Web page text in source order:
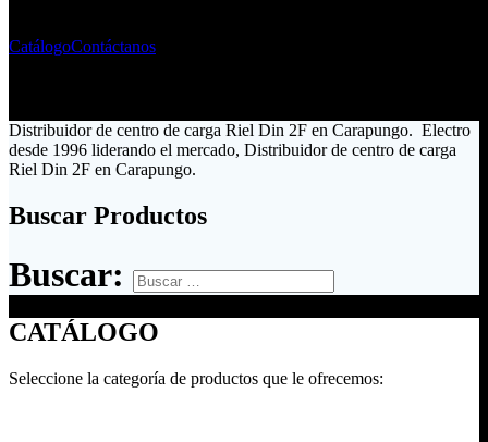
CatálogoContáctanos
Distribuidor de centro de carga Riel Din 2F en Carapungo. Electro
desde 1996 liderando el mercado, Distribuidor de centro de carga
Riel Din 2F en Carapungo.
Buscar Productos
Buscar:
CATÁLOGO
Seleccione la categoría de productos que le ofrecemos: